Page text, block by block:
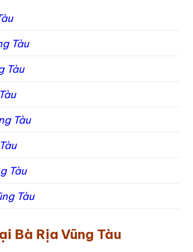
Tàu
Tàu
Tàu
Tàu
Tàu
Bà Rịa Vũng Tàu